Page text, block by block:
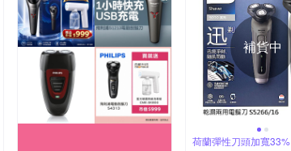
補貨中
荷蘭彈性刀頭加寬33%